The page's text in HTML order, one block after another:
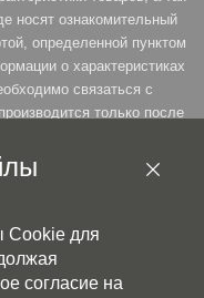
носят ознакомительный
определенной пунктом
о характеристиках
связаться с
только после
заказ, согласно ст. 485 п.
Cookie для
согласие на